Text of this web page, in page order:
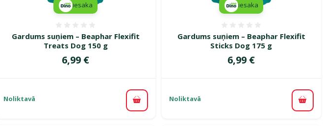
grozam
Gardums suņiem – Beaphar Flexifit
Treats Dog 150 g
Cena
6,99 €
iesaka
Noliktavā
Pievienot grozam
Gardums suņiem – Beaphar Flexifit
Sticks Dog 175 g
Cena
6,99 €
iesaka
Noliktavā